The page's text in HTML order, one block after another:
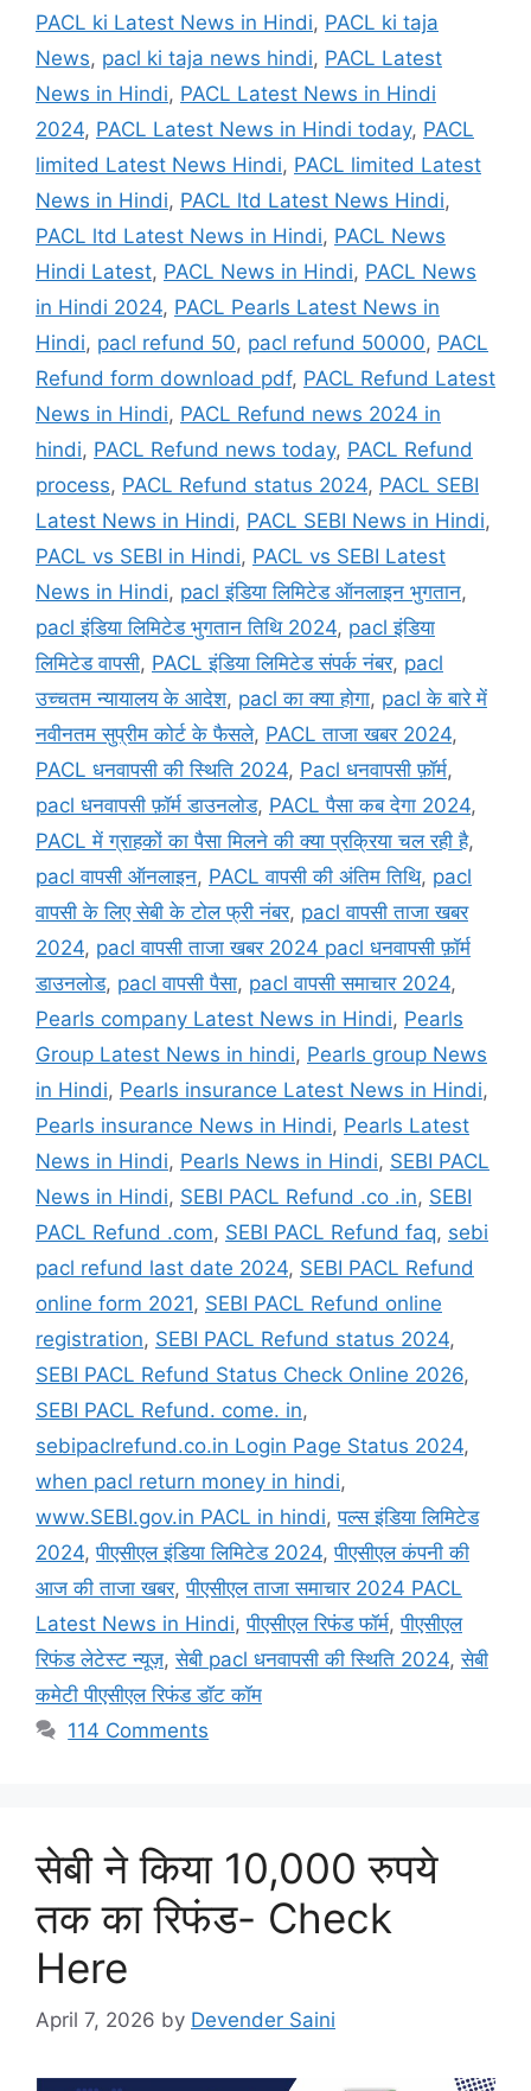
PACL ki Latest News in Hindi, PACL ki taja
News, pacl ki taja news hindi, PACL Latest
News in Hindi, PACL Latest News in Hindi
2024, PACL Latest News in Hindi today, PACL
limited Latest News Hindi, PACL limited Latest
News in Hindi, PACL ltd Latest News Hindi,
PACL ltd Latest News in Hindi, PACL News
Hindi Latest, PACL News in Hindi, PACL News
in Hindi 2024, PACL Pearls Latest News in
Hindi, pacl refund 50, pacl refund 50000, PACL
Refund form download pdf, PACL Refund Latest
News in Hindi, PACL Refund news 2024 in
hindi, PACL Refund news today, PACL Refund
process, PACL Refund status 2024, PACL SEBI
Latest News in Hindi, PACL SEBI News in Hindi,
PACL vs SEBI in Hindi, PACL vs SEBI Latest
News in Hindi, pacl इंडिया लिमिटेड ऑनलाइन भुगतान,
pacl इंडिया लिमिटेड भुगतान तिथि 2024, pacl इंडिया
लिमिटेड वापसी, PACL इंडिया लिमिटेड संपर्क नंबर, pacl
उच्चतम न्यायालय के आदेश, pacl का क्या होगा, pacl के बारे में
नवीनतम सुप्रीम कोर्ट के फैसले, PACL ताजा खबर 2024,
PACL धनवापसी की स्थिति 2024, Pacl धनवापसी फ़ॉर्म,
pacl धनवापसी फ़ॉर्म डाउनलोड, PACL पैसा कब देगा 2024,
PACL में ग्राहकों का पैसा मिलने की क्या प्रक्रिया चल रही है,
pacl वापसी ऑनलाइन, PACL वापसी की अंतिम तिथि, pacl
वापसी के लिए सेबी के टोल फ्री नंबर, pacl वापसी ताजा खबर
2024, pacl वापसी ताजा खबर 2024 pacl धनवापसी फ़ॉर्म
डाउनलोड, pacl वापसी पैसा, pacl वापसी समाचार 2024,
Pearls company Latest News in Hindi, Pearls
Group Latest News in hindi, Pearls group News
in Hindi, Pearls insurance Latest News in Hindi,
Pearls insurance News in Hindi, Pearls Latest
News in Hindi, Pearls News in Hindi, SEBI PACL
News in Hindi, SEBI PACL Refund .co .in, SEBI
PACL Refund .com, SEBI PACL Refund faq, sebi
pacl refund last date 2024, SEBI PACL Refund
online form 2021, SEBI PACL Refund online
registration, SEBI PACL Refund status 2024,
SEBI PACL Refund Status Check Online 2026,
SEBI PACL Refund. come. in,
sebipaclrefund.co.in Login Page Status 2024,
when pacl return money in hindi,
www.SEBI.gov.in PACL in hindi,पल्स इंडिया लिमिटेड
2024,पीएसीएल इंडिया लिमिटेड 2024,पीएसीएल कंपनी की
आज की ताजा खबर,पीएसीएल ताजा समाचार 2024 PACL
Latest News in Hindi,पीएसीएल रिफंड फॉर्म,पीएसीएल
रिफंड लेटेस्ट न्यूज़,सेबी pacl धनवापसी की स्थिति 2024,सेबी
कमेटी पीएसीएल रिफंड डॉट कॉम
114 Comments
सेबी ने किया 10,000 रुपये
तक का रिफंड- Check
Here
April 7, 2026 by Devender Saini